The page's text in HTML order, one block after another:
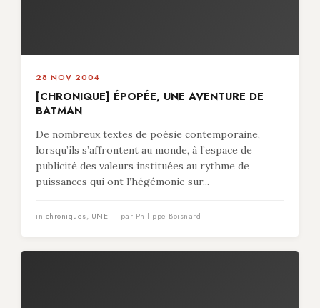
28 NOV 2004
[CHRONIQUE] ÉPOPÉE, UNE AVENTURE DE
BATMAN
De nombreux textes de poésie contemporaine,
lorsqu’ils s’affrontent au monde, à l’espace de
publicité des valeurs instituées au rythme de
puissances qui ont l’hégémonie sur...
in chroniques, UNE — par Philippe Boisnard